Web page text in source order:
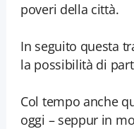
poveri della città.
In seguito questa
la possibilità di
Col tempo anche
oggi – seppur in